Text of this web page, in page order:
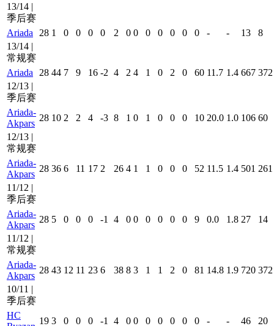
13/14 |
季后赛
Ariada
28 1 0 0 0 0 2 0 0 0 0 0 0 0 - - 13
8
13/14 |
常规赛
Ariada
28 44 7 9 16 -2 4 2 4 1 0 2 0 60 11.7 1.4 667 372
12/13 |
季后赛
Ariada-
Akpars
28 10 2 2 4 -3 8 1 0 1 0 0 0 10 20.0 1.0 106 60
12/13 |
常规赛
Ariada-
Akpars
28 36 6 11 17 2 26 4 1 1 0 0 0 52 11.5 1.4 501 261
11/12 |
季后赛
Ariada-
Akpars
28 5 0 0 0 -1 4 0 0 0 0 0 0 9 0.0 1.8 27
14
11/12 |
常规赛
Ariada-
Akpars
28 43 12 11 23 6 38 8 3 1 1 2 0 81 14.8 1.9 720 372
10/11 |
季后赛
HC
19 3 0 0 0 -1 4 0 0 0 0 0 0 0 - - 46 20